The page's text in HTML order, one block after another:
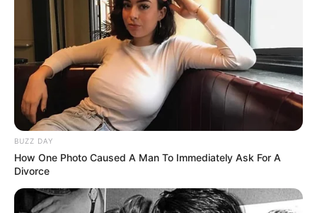
Nouveau!
Obtenez en quelques secondes le meilleur
pronostic Quinté du jour. Grâce à cette nouvelle version de
LOGIC-PRONO, le simulateur automatique de pronostics
PMU. Véritable service en or offert aux parieurs, pour un
Turf 100% gratuit. Choisissez parmi les 38 pronostics de la
presse du jour et passez les à la « moulinette ».
Quelle est l’arrivée et qui est le cheval
gagnant du PRONOSTIC QUINTÉ PRIX DE
BUZZ DAY
How One Photo Caused A Man To Immediately Ask For A
Divorce